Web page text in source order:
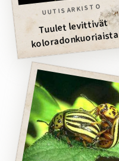
UUTISARKISTO
Tuulet levittivät
koloradonkuoriaista